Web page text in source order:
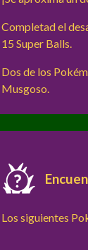
Completad el
15 Super Balls.
Dos de los
Musgoso.
Los siguientes